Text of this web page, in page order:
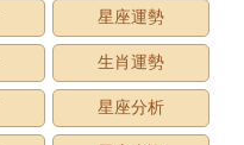
星座運勢
生肖運勢
星座分析